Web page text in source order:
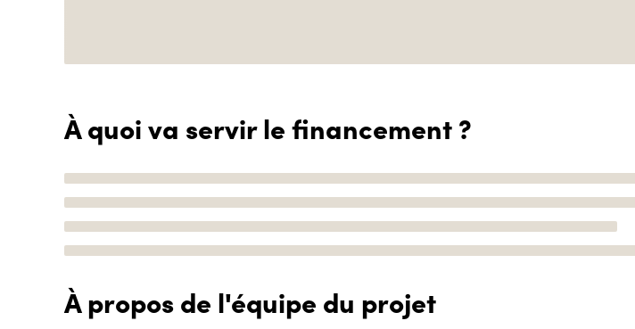
À quoi va servir le financement ?
À propos de l'équipe du projet